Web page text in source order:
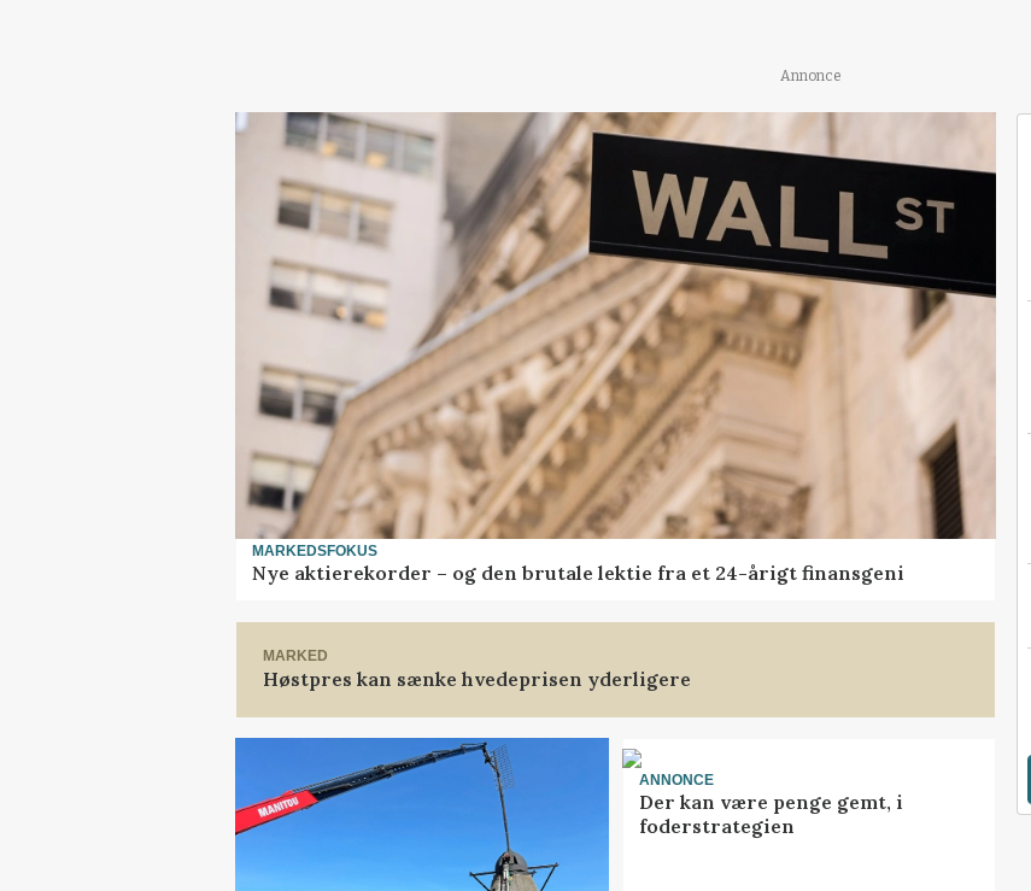
Annonce
MARKEDSFOKUS
Nye aktierekorder – og den brutale lektie fra et 24-årigt finansgeni
MARKED
Høstpres kan sænke hvedeprisen yderligere
ANNONCE
Der kan være penge gemt, i
foderstrategien